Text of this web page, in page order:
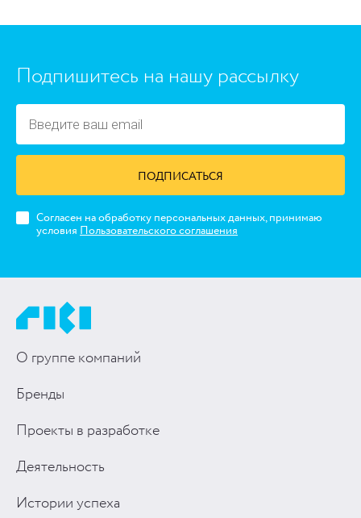
Подпишитесь на нашу рассылку
ПОДПИСАТЬСЯ
Согласен на обработку персональных данных, принимаю
условия Пользовательского соглашения
О группе компаний
Бренды
Проекты в разработке
Деятельность
Истории успеха